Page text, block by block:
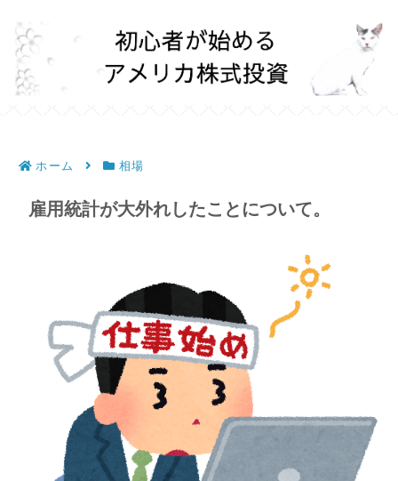
ホーム 相場
雇用統計が大外れしたことについて。